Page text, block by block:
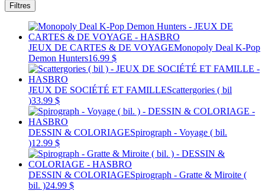
Filtres
JEUX DE CARTES & DE VOYAGEMonopoly Deal K-Pop
Demon Hunters16.99 $
JEUX DE SOCIÉTÉ ET FAMILLEScattergories ( bil
)33.99 $
DESSIN & COLORIAGESpirograph - Voyage ( bil.
)12.99 $
DESSIN & COLORIAGESpirograph - Gratte & Miroite (
bil. )24.99 $